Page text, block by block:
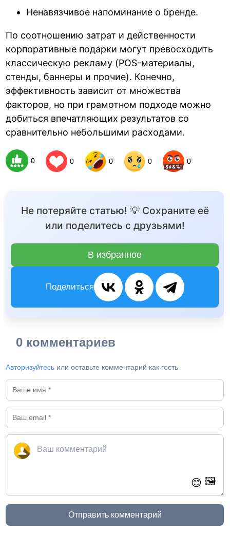
Ненавязчивое напоминание о бренде.
По соотношению затрат и действенности
корпоративные подарки могут превосходить
классическую рекламу (POS-материалы,
стенды, баннеры и прочие). Конечно,
эффективность зависит от множества
факторов, но при грамотном подходе можно
добиться впечатляющих результатов со
сравнительно небольшими расходами.
0 0 0 0 0
Не потеряйте статью! 💡 Сохраните её
или поделитесь с друзьями!
В избранное
Поделиться
0 комментариев
Авторизуйтесь или оставьте комментарий как гость
😊 🖼️
Отправить комментарий